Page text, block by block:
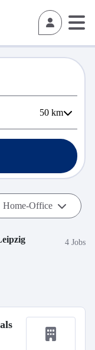
50 km
Home-Office
4 Jobs